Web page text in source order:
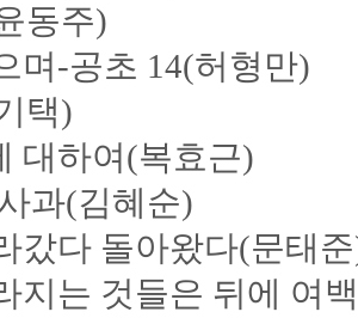
동주)
며-공초 14(허형만)
택)
대하여(복효근)
과(김혜순)
갔다 돌아왔다(문태
지는 것들은 뒤에 여